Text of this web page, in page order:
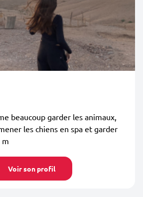
beaucoup garder les animaux,
les chiens en spa et garder
m
Voir son profil